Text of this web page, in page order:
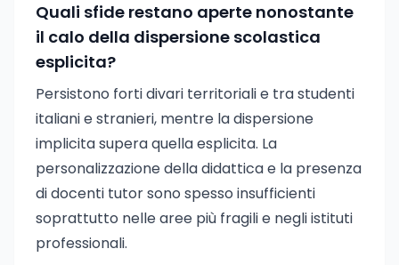
Quali sfide restano aperte nonostante
il calo della dispersione scolastica
esplicita?
Persistono forti divari territoriali e tra studenti
italiani e stranieri, mentre la dispersione
implicita supera quella esplicita. La
personalizzazione della didattica e la presenza
di docenti tutor sono spesso insufficienti
soprattutto nelle aree più fragili e negli istituti
professionali.